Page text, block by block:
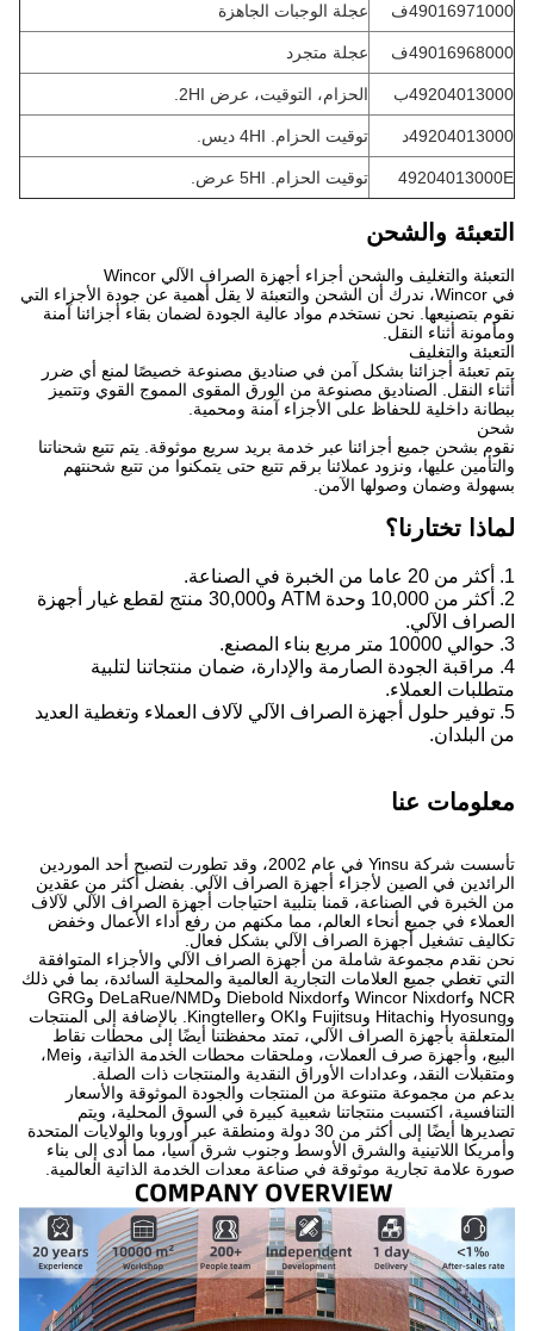
49016971000ف عجلة الوجبات الجاهزة
49016968000ف عجلة متجرد
49204013000ب الحزام، التوقيت، عرض 2HI.
49204013000د توقيت الحزام. 4HI ديس.
49204013000E توقيت الحزام. 5HI عرض.
التعبئة والشحن
التعبئة والتغليف والشحن أجزاء أجهزة الصراف الآلي Wincor
في Wincor، ندرك أن الشحن والتعبئة لا يقل أهمية عن جودة الأجزاء التي
نقوم بتصنيعها. نحن نستخدم مواد عالية الجودة لضمان بقاء أجزائنا آمنة
ومأمونة أثناء النقل.
التعبئة والتغليف
يتم تعبئة أجزائنا بشكل آمن في صناديق مصنوعة خصيصًا لمنع أي ضرر
أثناء النقل. الصناديق مصنوعة من الورق المقوى المموج القوي وتتميز
ببطانة داخلية للحفاظ على الأجزاء آمنة ومحمية.
شحن
نقوم بشحن جميع أجزائنا عبر خدمة بريد سريع موثوقة. يتم تتبع شحناتنا
والتأمين عليها، ونزود عملائنا برقم تتبع حتى يتمكنوا من تتبع شحنتهم
بسهولة وضمان وصولها الآمن.
لماذا تختارنا؟
1. أكثر من 20 عاما من الخبرة في الصناعة.
2. أكثر من 10,000 وحدة ATM و30,000 منتج لقطع غيار أجهزة
الصراف الآلي.
3. حوالي 10000 متر مربع بناء المصنع.
4. مراقبة الجودة الصارمة والإدارة، ضمان منتجاتنا لتلبية
متطلبات العملاء.
5. توفير حلول أجهزة الصراف الآلي لآلاف العملاء وتغطية العديد
من البلدان.
معلومات عنا
تأسست شركة Yinsu في عام 2002، وقد تطورت لتصبح أحد الموردين
الرائدين في الصين لأجزاء أجهزة الصراف الآلي. بفضل أكثر من عقدين
من الخبرة في الصناعة، قمنا بتلبية احتياجات أجهزة الصراف الآلي لآلاف
العملاء في جميع أنحاء العالم، مما مكنهم من رفع أداء الأعمال وخفض
تكاليف تشغيل أجهزة الصراف الآلي بشكل فعال.
نحن نقدم مجموعة شاملة من أجهزة الصراف الآلي والأجزاء المتوافقة
التي تغطي جميع العلامات التجارية العالمية والمحلية السائدة، بما في ذلك
NCR وWincor Nixdorf وDiebold Nixdorf وDeLaRue/NMD وGRG
وHyosung وHitachi وFujitsu وOKI وKingteller. بالإضافة إلى المنتجات
المتعلقة بأجهزة الصراف الآلي، تمتد محفظتنا أيضًا إلى محطات نقاط
البيع، وأجهزة صرف العملات، وملحقات محطات الخدمة الذاتية، وMei،
ومتقبلات النقد، وعدادات الأوراق النقدية والمنتجات ذات الصلة.
بدعم من مجموعة متنوعة من المنتجات والجودة الموثوقة والأسعار
التنافسية، اكتسبت منتجاتنا شعبية كبيرة في السوق المحلية، ويتم
تصديرها أيضًا إلى أكثر من 30 دولة ومنطقة عبر أوروبا والولايات المتحدة
وأمريكا اللاتينية والشرق الأوسط وجنوب شرق آسيا، مما أدى إلى بناء
صورة علامة تجارية موثوقة في صناعة معدات الخدمة الذاتية العالمية.